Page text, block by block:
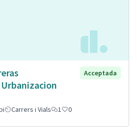
Acceptada
Carrers i Vials 1 0